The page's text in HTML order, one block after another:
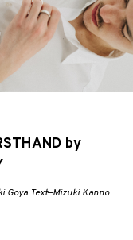
by
Goya Text—Mizuki Kanno